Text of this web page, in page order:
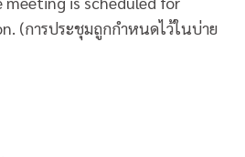
(การประชุมถูกกำหนดไว้ในบ่าย